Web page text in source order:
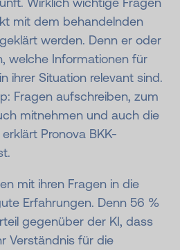
mit dem behandelnden
werden. Denn er oder
welche Informationen für
ihrer Situation relevant sind.
Fragen aufschreiben, zum
mitnehmen und auch die
Pronova BKK-
mit ihren Fragen in die
Erfahrungen. Denn 56 %
gegenüber der KI, dass
Verständnis für die